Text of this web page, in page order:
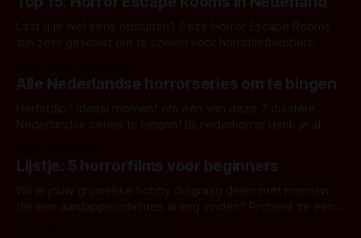
Laat jij je wel eens opsluiten? Deze Horror Escape Rooms
zijn zeer geschikt om te spelen voor horrorliefhebbers.
Alle Nederlandse horrorseries om te bingen
Herfstdip? Ideaal moment om één van deze 7 duistere
Nederlandse series te bingen! Bij nederhorror denk je al
Amsterdamned of The Johnsons. Maar Nederlandse horror
is niet beperkt tot films. Hier een aantal Nederlandse tv-
series uit het duistere of horrorgenre. Als
Lijstje: 5 horrorfilms voor beginners
Wil je jouw gruwelijke hobby dolgraag delen met mensen
die een aardappelschilmes al eng vinden? Probeer ze eens